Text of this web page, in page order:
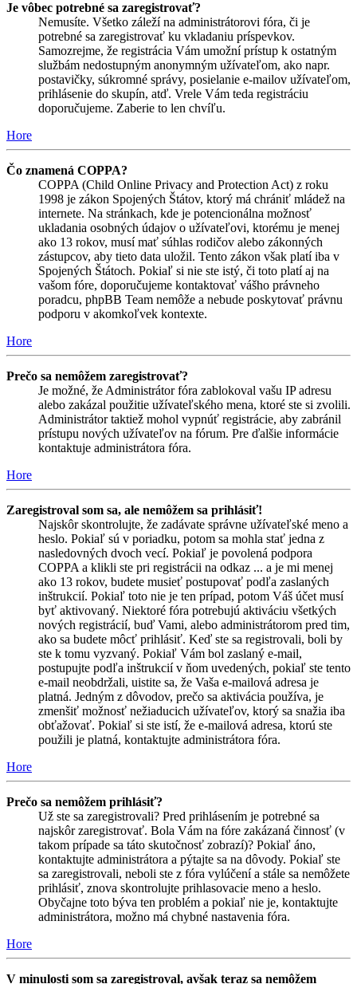
Je vôbec potrebné sa zaregistrovať?
Nemusíte. Všetko záleží na administrátorovi fóra, či je
potrebné sa zaregistrovať ku vkladaniu príspevkov.
Samozrejme, že registrácia Vám umožní prístup k ostatným
službám nedostupným anonymným užívateľom, ako napr.
postavičky, súkromné správy, posielanie e-mailov užívateľom,
prihlásenie do skupín, atď. Vrele Vám teda registráciu
doporučujeme. Zaberie to len chvíľu.
Hore
Čo znamená COPPA?
COPPA (Child Online Privacy and Protection Act) z roku
1998 je zákon Spojených Štátov, ktorý má chrániť mládež na
internete. Na stránkach, kde je potencionálna možnosť
ukladania osobných údajov o užívateľovi, ktorému je menej
ako 13 rokov, musí mať súhlas rodičov alebo zákonných
zástupcov, aby tieto data uložil. Tento zákon však platí iba v
Spojených Štátoch. Pokiaľ si nie ste istý, či toto platí aj na
vašom fóre, doporučujeme kontaktovať vášho právneho
poradcu, phpBB Team nemôže a nebude poskytovať právnu
podporu v akomkoľvek kontexte.
Hore
Prečo sa nemôžem zaregistrovať?
Je možné, že Administrátor fóra zablokoval vašu IP adresu
alebo zakázal použitie užívateľského mena, ktoré ste si zvolili.
Administrátor taktiež mohol vypnúť registrácie, aby zabránil
prístupu nových užívateľov na fórum. Pre ďalšie informácie
kontaktuje administrátora fóra.
Hore
Zaregistroval som sa, ale nemôžem sa prihlásiť!
Najskôr skontrolujte, že zadávate správne užívateľské meno a
heslo. Pokiaľ sú v poriadku, potom sa mohla stať jedna z
nasledovných dvoch vecí. Pokiaľ je povolená podpora
COPPA a klikli ste pri registrácii na odkaz ... a je mi menej
ako 13 rokov, budete musieť postupovať podľa zaslaných
inštrukcií. Pokiaľ toto nie je ten prípad, potom Váš účet musí
byť aktivovaný. Niektoré fóra potrebujú aktiváciu všetkých
nových registrácií, buď Vami, alebo administrátorom pred tim,
ako sa budete môcť prihlásiť. Keď ste sa registrovali, boli by
ste k tomu vyzvaný. Pokiaľ Vám bol zaslaný e-mail,
postupujte podľa inštrukcií v ňom uvedených, pokiaľ ste tento
e-mail neobdržali, uistite sa, že Vaša e-mailová adresa je
platná. Jedným z dôvodov, prečo sa aktivácia používa, je
zmenšiť možnosť nežiaducich užívateľov, ktorý sa snažia iba
obťažovať. Pokiaľ si ste istí, že e-mailová adresa, ktorú ste
použili je platná, kontaktujte administrátora fóra.
Hore
Prečo sa nemôžem prihlásiť?
Už ste sa zaregistrovali? Pred prihlásením je potrebné sa
najskôr zaregistrovať. Bola Vám na fóre zakázaná činnosť (v
takom prípade sa táto skutočnosť zobrazí)? Pokiaľ áno,
kontaktujte administrátora a pýtajte sa na dôvody. Pokiaľ ste
sa zaregistrovali, neboli ste z fóra vylúčení a stále sa nemôžete
prihlásiť, znova skontrolujte prihlasovacie meno a heslo.
Obyčajne toto býva ten problém a pokiaľ nie je, kontaktujte
administrátora, možno má chybné nastavenia fóra.
Hore
V minulosti som sa zaregistroval, avšak teraz sa nemôžem